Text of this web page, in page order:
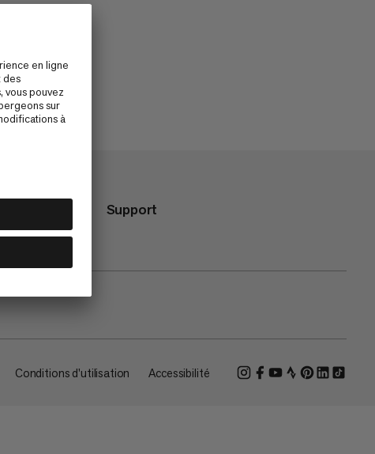
Support
Conditions d'utilisation Accessibilité